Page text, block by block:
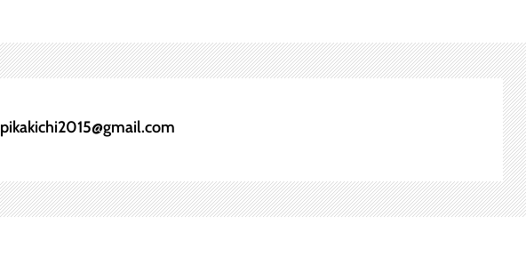
pikakichi2015@gmail.com